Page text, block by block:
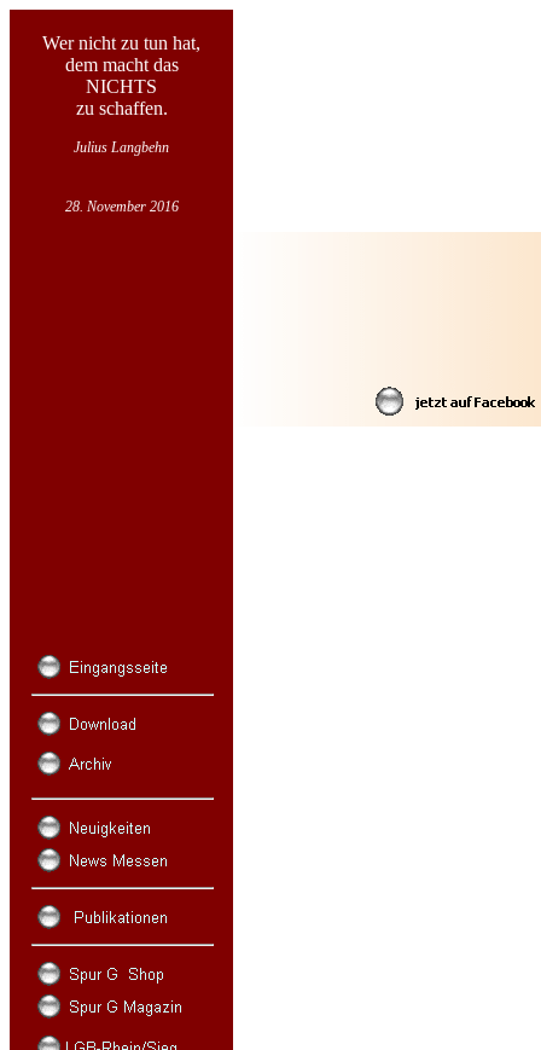
Wer nicht zu tun hat,
dem macht das
NICHTS
zu schaffen.
Julius Langbehn
28. November 2016